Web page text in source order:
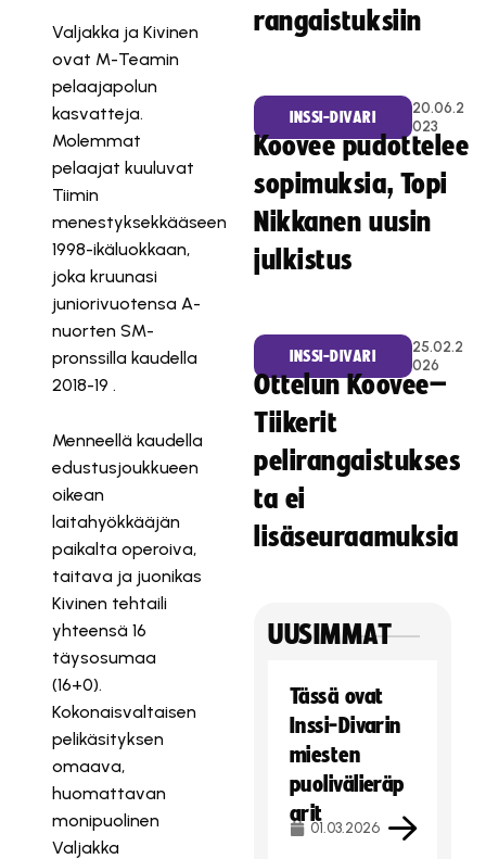
Valjakka ja Kivinen
ovat M-Teamin
pelaajapolun
kasvatteja.
Molemmat
pelaajat kuuluvat
Tiimin
menestyksekkääseen
1998-ikäluokkaan,
joka kruunasi
juniorivuotensa A-
nuorten SM-
pronssilla kaudella
2018-19 .
Menneellä kaudella
edustusjoukkueen
oikean
laitahyökkääjän
paikalta operoiva,
taitava ja juonikas
Kivinen tehtaili
yhteensä 16
täysosumaa
(16+0).
Kokonaisvaltaisen
pelikäsityksen
omaava,
huomattavan
monipuolinen
Valjakka
rangaistuksiin
INSSI-DIVARI
20.06.2
023
Koovee pudottelee
sopimuksia, Topi
Nikkanen uusin
julkistus
INSSI-DIVARI
25.02.2
026
Ottelun Koovee–
Tiikerit
pelirangaistukses
ta ei
lisäseuraamuksia
UUSIMMAT
Tässä ovat
Inssi-Divarin
miesten
puolivälieräp
arit
01.03.2026